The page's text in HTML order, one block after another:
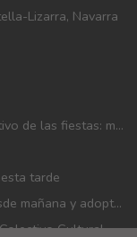
Lizarra, Navarra
El Ayuntamiento hace un balance muy positivo de las fiestas: menos incidencias, gran participación y mayor afluencia de público que en años anteriores
tarde
El Ayuntamiento habilita aparcamientos desde mañana y adopta medidas de movilidad con motivo de las fiestas patronales
La matrícula para los cursos de pintura del Colectivo Cultural Almudí se abrirá del 1 al 4 de septiembre